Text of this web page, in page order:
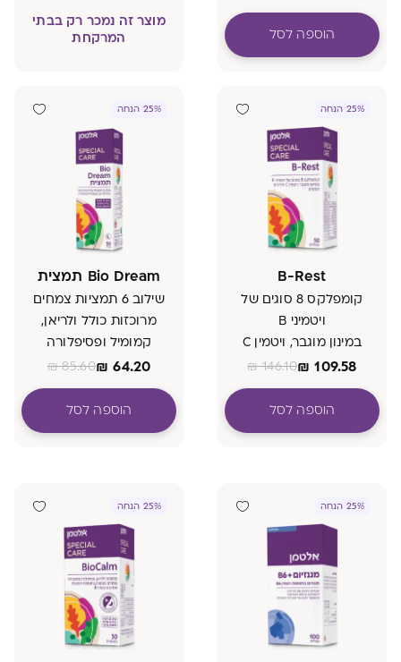
הוספה לסל
מוצר זה נמכר רק בבתי
המרקחת
25% הנחה
B-Rest
קומפלקס 8 סוגים של
ויטמיני B
במינון מוגבר, ויטמין C
ורכיבים נוספים
₪ 109.58
₪146.10
הוספה לסל
25% הנחה
Bio Dream תמצית
שילוב 6 תמציות צמחים
מרוכזות כולל ולריאן,
קמומיל ופסיפלורה
₪ 64.20
₪85.60
הוספה לסל
25% הנחה 25% הנחה